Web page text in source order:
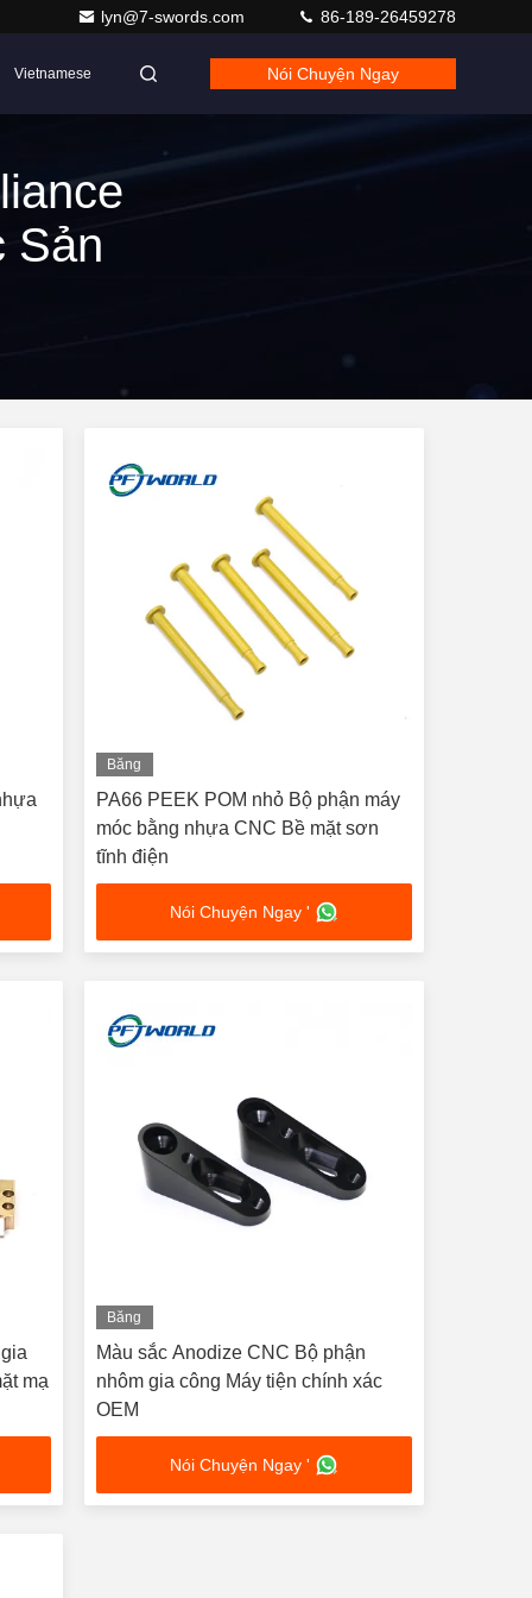
lyn@7-swords.com 86-189-26459278
Vietnamese Nói Chuyện Ngay
Sản
Băng
hình
PA66 PEEK POM nhỏ Bộ phận máy
móc bằng nhựa CNC Bề mặt sơn
tĩnh điện
Nói Chuyện Ngay '
mạ
Băng
hình
Màu sắc Anodize CNC Bộ phận
nhôm gia công Máy tiện chính xác
OEM
Nói Chuyện Ngay '